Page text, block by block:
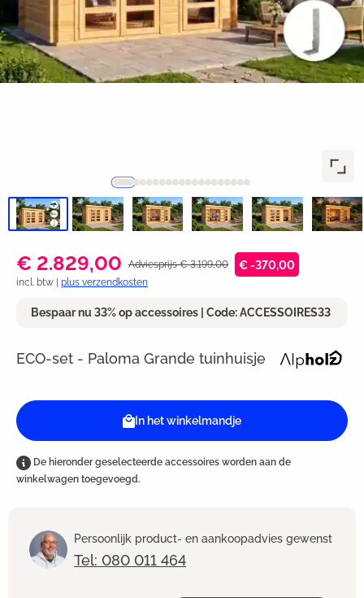
€ 2.829,00 Adviesprijs € 3.199,00 € -370,00
incl. btw | plus verzendkosten
Bespaar nu 33% op accessoires | Code: ACCESSOIRES33
ECO-set - Paloma Grande tuinhuisje
In het winkelmandje
De hieronder geselecteerde accessoires worden aan de
winkelwagen toegevoegd.
Persoonlijk product- en aankoopadvies gewenst
Tel: 080 011 464